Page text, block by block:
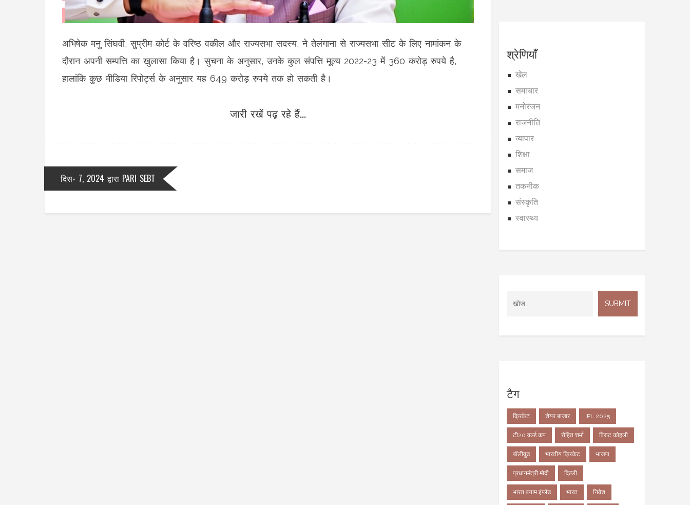
अभिषेक मनु सिंघवी, सुप्रीम कोर्ट के वरिष्ठ वकील और राज्यसभा सदस्य, ने तेलंगाना से राज्यसभा सीट के लिए नामांकन के
दौरान अपनी सम्पत्ति का खुलासा किया है। सुचना के अनुसार, उनके कुल संपत्ति मूल्य 2022-23 में 360 करोड़ रुपये है,
हालांकि कुछ मीडिया रिपोर्ट्स के अनुसार यह 649 करोड़ रुपये तक हो सकती है।
जारी रखें पढ़ रहे हैं...
दिस॰ 7, 2024 द्वारा PARI SEBT
श्रेणियाँ
खेल
समाचार
मनोरंजन
राजनीति
व्यापार
शिक्षा
समाज
तकनीक
संस्कृति
स्वास्थ्य
टैग
क्रिकेट शेयर बाजार IPL 2025
टी20 वर्ल्ड कप रोहित शर्मा विराट कोहली
बॉलीवुड भारतीय क्रिकेट भाजपा
प्रधानमंत्री मोदी दिल्ली
भारत बनाम इंग्लैंड भारत निवेश